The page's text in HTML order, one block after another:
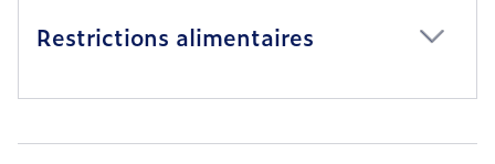
Restrictions alimentaires